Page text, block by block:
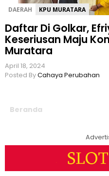
DAERAH KPU MURATARA
Daftar Di Golkar,
Keseriusan Maju
Muratara
April 18, 2024
Posted ByCahaya Perubahan
Beranda